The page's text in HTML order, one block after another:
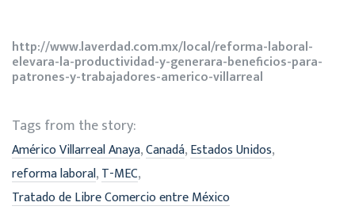
http://www.laverdad.com.mx/local/reforma-laboral-
elevara-la-productividad-y-generara-beneficios-para-
patrones-y-trabajadores-americo-villarreal
Tags from the story:
Américo Villarreal Anaya,Canadá,Estados Unidos,
reforma laboral,T-MEC,
Tratado de Libre Comercio entre México